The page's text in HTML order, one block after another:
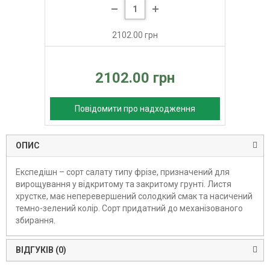
2102.00 грн
2102.00 грн
Повідомити про надходження
ОПИС
Експедішн – сорт салату типу фрізе, призначений для
вирощування у відкритому та закритому грунті. Листя
хрустке, має неперевершений солодкий смак та насичений
темно-зелений колір. Сорт придатний до механізованого
збирання.
ВІДГУКІВ (0)